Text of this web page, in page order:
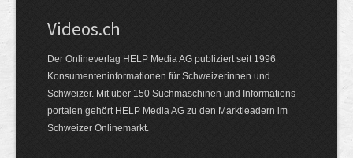
Videos.ch
Der Onlineverlag HELP Media AG publiziert seit 1996
Konsumenten­informationen für Schweizerinnen und
Schweizer. Mit über 150 Suchmaschinen und Informations­
portalen gehört HELP Media AG zu den Marktleadern im
Schweizer Onlinemarkt.